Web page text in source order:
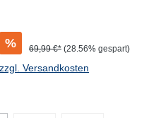
% 69,99 €* (28.56% gespart)
Versandkosten